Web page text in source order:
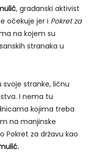
, građanski aktivist
očekuje jer i Pokret za
na kojem su
stranaka u
svoje stranke, ličnu
I nema tu
kojima treba
na manjinske
Pokret za državu kao